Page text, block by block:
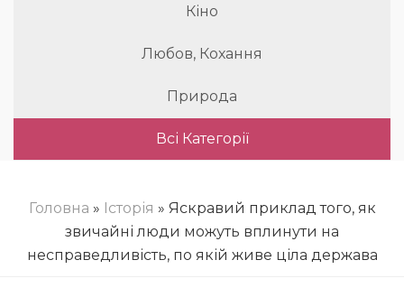
Кіно
Любов, Кохання
Природа
Всі Категорії
Головна » Історія » Яскравий приклад того, як
звичайні люди можуть вплинути на
несправедливість, по якій живе ціла держава